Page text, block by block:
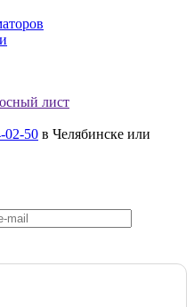
лист
02-50 в Челябинске или